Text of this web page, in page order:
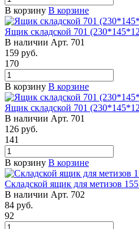
В корзину В корзине
Ящик складской 701
В наличии Арт. 701
159 руб.
170
В корзину В корзине
Ящик складской 701
В наличии Арт. 701
126 руб.
141
В корзину В корзине
Складской ящик для метизов
В наличии Арт. 702
84 руб.
92